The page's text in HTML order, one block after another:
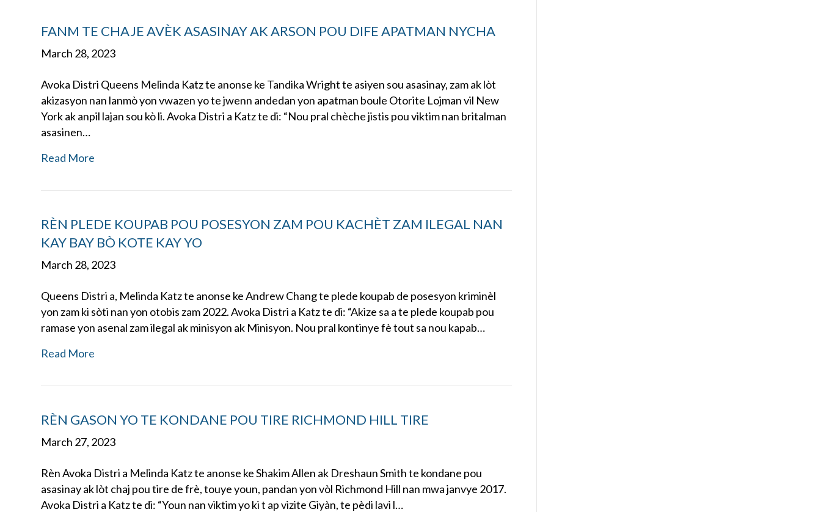
FANM TE CHAJE AVÈK ASASINAY AK ARSON POU DIFE APATMAN NYCHA
March 28, 2023
Avoka Distri Queens Melinda Katz te anonse ke Tandika Wright te asiyen sou asasinay, zam ak lòt
akizasyon nan lanmò yon vwazen yo te jwenn andedan yon apatman boule Otorite Lojman vil New
York ak anpil lajan sou kò li. Avoka Distri a Katz te di: “Nou pral chèche jistis pou viktim nan britalman
asasinen…
Read More
RÈN PLEDE KOUPAB POU POSESYON ZAM POU KACHÈT ZAM ILEGAL NAN
KAY BAY BÒ KOTE KAY YO
March 28, 2023
Queens Distri a, Melinda Katz te anonse ke Andrew Chang te plede koupab de posesyon kriminèl
yon zam ki sòti nan yon otobis zam 2022. Avoka Distri a Katz te di: “Akize sa a te plede koupab pou
ramase yon asenal zam ilegal ak minisyon ak Minisyon. Nou pral kontinye fè tout sa nou kapab…
Read More
RÈN GASON YO TE KONDANE POU TIRE RICHMOND HILL TIRE
March 27, 2023
Rèn Avoka Distri a Melinda Katz te anonse ke Shakim Allen ak Dreshaun Smith te kondane pou
asasinay ak lòt chaj pou tire de frè, touye youn, pandan yon vòl Richmond Hill nan mwa janvye 2017.
Avoka Distri a Katz te di: “Youn nan viktim yo ki t ap vizite Giyàn, te pèdi lavi l…